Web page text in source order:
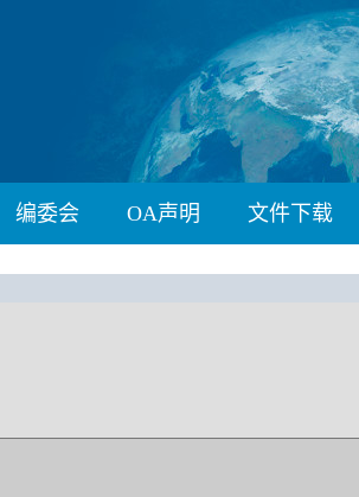
编委会 OA声明 文件下载